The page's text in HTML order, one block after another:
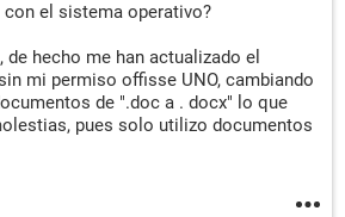
el sistema operativo?
hecho me han actualizado el
mi permiso offisse UNO, cambiando
de ".doc a . docx" lo que
pues solo utilizo documentos